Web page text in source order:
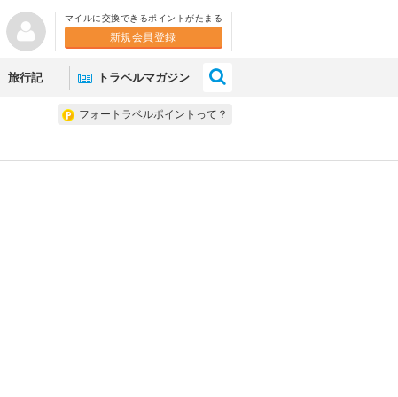
マイルに交換できるポイントがたまる
新規会員登録
旅行記 トラベルマガジン
フォートラベルポイントって？